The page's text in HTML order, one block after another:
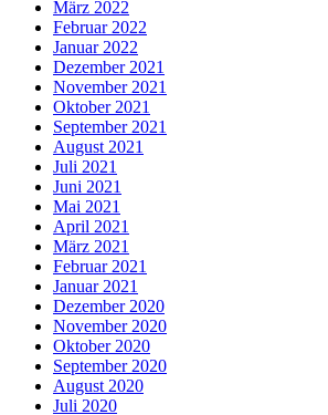
März 2022
Februar 2022
Januar 2022
Dezember 2021
November 2021
Oktober 2021
September 2021
August 2021
Juli 2021
Juni 2021
Mai 2021
April 2021
März 2021
Februar 2021
Januar 2021
Dezember 2020
November 2020
Oktober 2020
September 2020
August 2020
Juli 2020